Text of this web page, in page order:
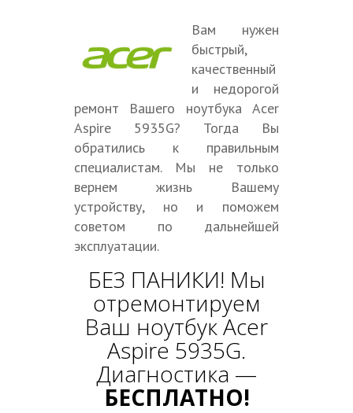
Вам нужен
быстрый,
качественный
и недорогой
ремонт Вашего ноутбука Acer
Aspire 5935G? Тогда Вы
обратились к правильным
специалистам. Мы не только
вернем жизнь Вашему
устройству, но и поможем
советом по дальнейшей
эксплуатации.
БЕЗ ПАНИКИ! Мы
отремонтируем
Ваш ноутбук Acer
Aspire 5935G.
Диагностика —
БЕСПЛАТНО!